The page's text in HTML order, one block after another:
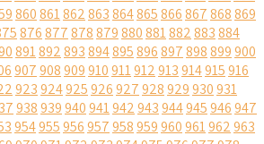
860861862863864865866867868869
876877878879880881882883884
891892893894895896897898899900
907908909910911912913914915916
923924925926927928929930931
938939940941942943944945946947
954955956957958959960961962963